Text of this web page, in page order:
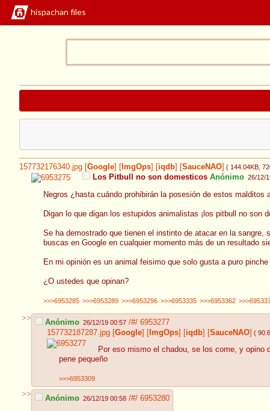
hispachan files
157732176340.jpg Google ImgOps iqdb SauceNAO ( 144.04KB ,
Los Pitbull no son domesticos Anónimo 26/12/
Negros ¿hasta cuándo prohibirán la posesión de estos malditos
Digan lo que digan los estupidos animalistas ¡los pitbull no son
Se ha demostrado que tienen el instinto de atacar en la
buscas en Google en cualquier momento más de un resultado
En mi opinión es un animal feisimo que solo gusta a puro pinche
¿O ustedes que opinan?
>>>6953285 >>>6953289 >>>6953296 >>>6953335 >>>6953362
>> Anónimo 26/12/19 00:57 /#/ 6953277
157732187287.jpg [Google] [ ImgOps] [iqdb] [SauceNAO] (
Por eso mismo el chadou, se los come, y opino
pene pequeño
>>>6953309
>> Anónimo 26/12/19 00:58 /#/ 6953280